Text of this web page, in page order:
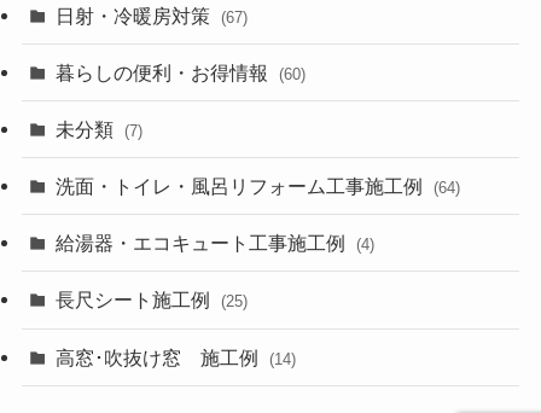
日射・冷暖房対策 (67)
暮らしの便利・お得情報 (60)
未分類 (7)
洗面・トイレ・風呂リフォーム工事施工例 (64)
給湯器・エコキュート工事施工例 (4)
長尺シート施工例 (25)
高窓･吹抜け窓 施工例 (14)